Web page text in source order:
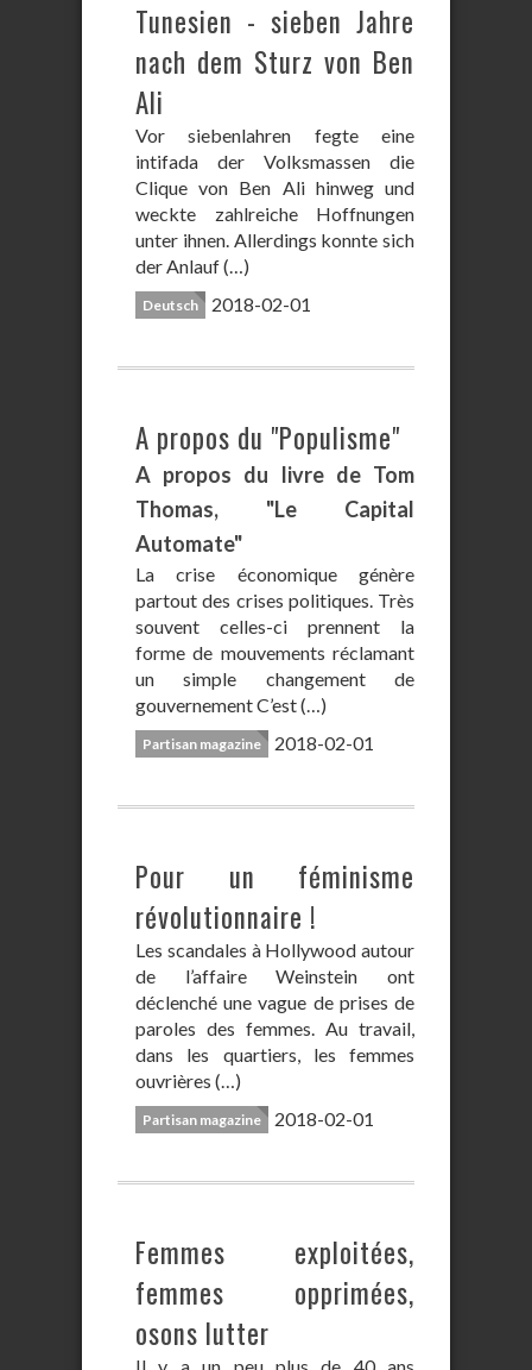
Tunesien - sieben Jahre
nach dem Sturz von Ben
Ali
Vor siebenlahren fegte eine
intifada der Volksmassen die
Clique von Ben Ali hinweg und
weckte zahlreiche Hoffnungen
unter ihnen. Allerdings konnte sich
der Anlauf (…)
Deutsch 2018-02-01
A propos du "Populisme"
A propos du livre de Tom
Thomas, "Le Capital
Automate"
La crise économique génère
partout des crises politiques. Très
souvent celles-ci prennent la
forme de mouvements réclamant
un simple changement de
gouvernement C’est (…)
Partisan magazine 2018-02-01
Pour un féminisme
révolutionnaire !
Les scandales à Hollywood autour
de l’affaire Weinstein ont
déclenché une vague de prises de
paroles des femmes. Au travail,
dans les quartiers, les femmes
ouvrières (…)
Partisan magazine 2018-02-01
Femmes exploitées,
femmes opprimées,
osons lutter